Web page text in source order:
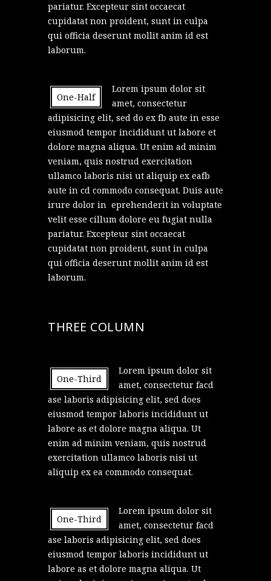
pariatur. Excepteur sint occaecat
cupidatat non proident, sunt in culpa
qui officia deserunt mollit anim id est
laborum.
One-Half
Lorem ipsum dolor sit
amet, consectetur
adipisicing elit, sed do ex fb aute in esse
eiusmod tempor incididunt ut labore et
dolore magna aliqua. Ut enim ad minim
veniam, quis nostrud exercitation
ullamco laboris nisi ut aliquip ex eafb
aute in cd commodo consequat. Duis aute
irure dolor in eprehenderit in voluptate
velit esse cillum dolore eu fugiat nulla
pariatur. Excepteur sint occaecat
cupidatat non proident, sunt in culpa
qui officia deserunt mollit anim id est
laborum.
THREE COLUMN
One-Third
Lorem ipsum dolor sit
amet, consectetur facd
ase laboris adipisicing elit, sed does
eiusmod tempor laboris incididunt ut
labore as et dolore magna aliqua. Ut
enim ad minim veniam, quis nostrud
exercitation ullamco laboris nisi ut
aliquip ex ea commodo consequat.
One-Third
Lorem ipsum dolor sit
amet, consectetur facd
ase laboris adipisicing elit, sed does
eiusmod tempor laboris incididunt ut
labore as et dolore magna aliqua. Ut